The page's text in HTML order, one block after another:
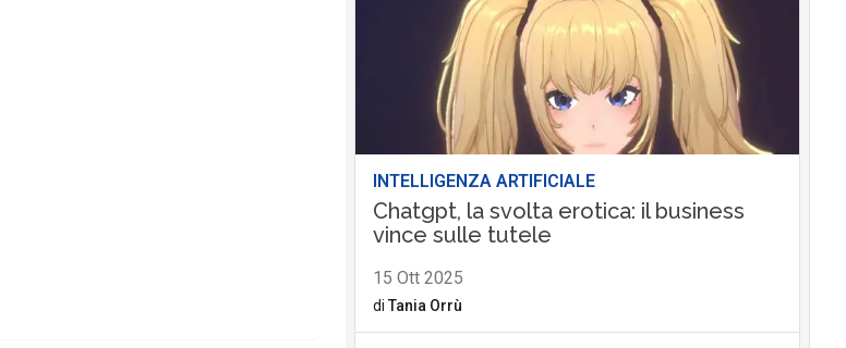
INTELLIGENZA ARTIFICIALE
Chatgpt, la svolta erotica: il business
vince sulle tutele
15 Ott 2025
di Tania Orrù